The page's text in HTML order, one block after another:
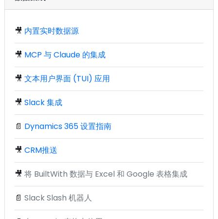
🎥 内置实时数据源
🎥 MCP 与 Claude 的集成
🎥 文本用户界面 (TUI) 应用
🎥 Slack 集成
📄 Dynamics 365 设置指南
🎥 CRM推送
🎥 将 BuiltWith 数据与 Excel 和 Google 表格集成
📄 Slack Slash 机器人